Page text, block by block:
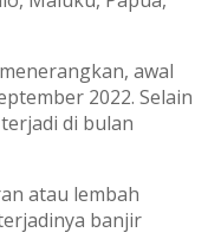
awal
2022. Selain
di bulan
atau lembah
banjir